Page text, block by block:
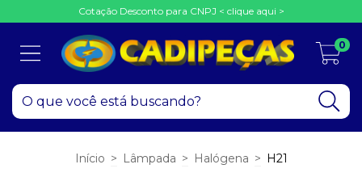
Cotação Desconto para CNPJ < clique aqui >
0
Início > Lâmpada > Halógena > H21